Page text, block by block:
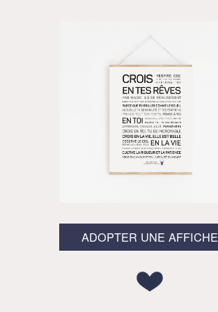
ADOPTER UNE AFFICHE